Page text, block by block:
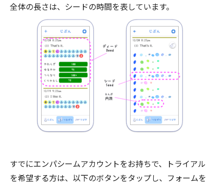
全体の長さは、シードの時間を表しています。
すでにエンパシームアカウントをお持ちで、トライアル
を希望する方は、以下のボタンをタップし、フォームを